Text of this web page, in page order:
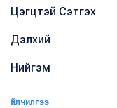
Цэгцтэй Сэтгэх
Дэлхий
Нийгэм
Үйлчилгээ